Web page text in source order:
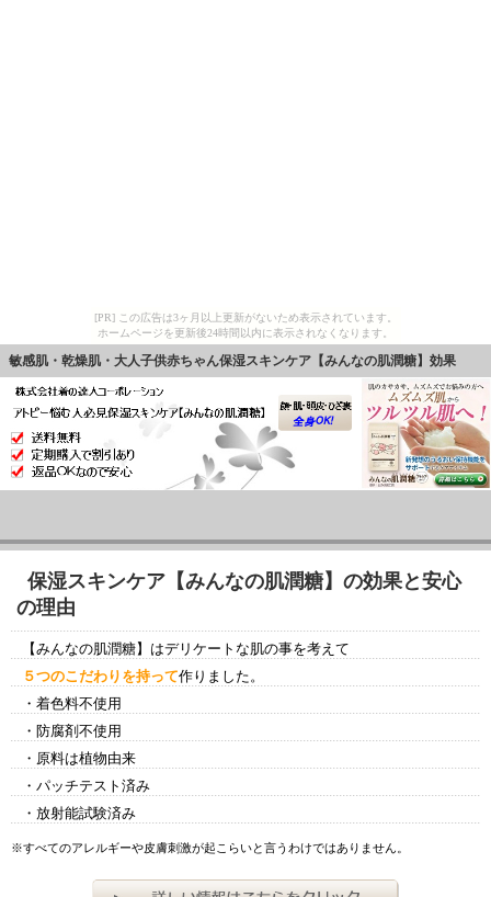
[PR] この広告は3ヶ月以上更新がないため表示されています。
ホームページを更新後24時間以内に表示されなくなります。
敏感肌・乾燥肌・大人子供赤ちゃん保湿スキンケア【みんなの肌潤糖】効果
保湿スキンケア【みんなの肌潤糖】の効果と安心
の理由
【みんなの肌潤糖】はデリケートな肌の事を考えて
５つのこだわりを持って作りました。
・着色料不使用
・防腐剤不使用
・原料は植物由来
・パッチテスト済み
・放射能試験済み
※すべてのアレルギーや皮膚刺激が起こらいと言うわけではありません。